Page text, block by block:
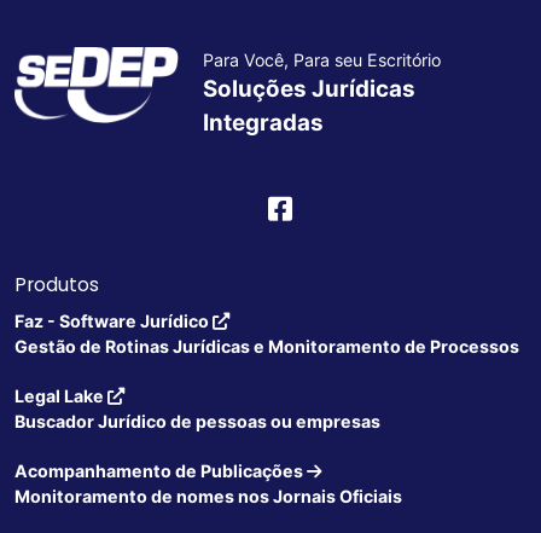
Para Você, Para seu Escritório
Soluções Jurídicas
Integradas
Produtos
Faz - Software Jurídico
Gestão de Rotinas Jurídicas e Monitoramento de Processos
Legal Lake
Buscador Jurídico de pessoas ou empresas
Acompanhamento de Publicações
Monitoramento de nomes nos Jornais Oficiais